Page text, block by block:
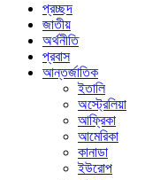
প্রচ্ছদ
জাতীয়
অর্থনীতি
প্রবাস
আন্তর্জাতিক
ইতালি
অস্ট্রেলিয়া
আফ্রিকা
আমেরিকা
কানাডা
ইউরোপ